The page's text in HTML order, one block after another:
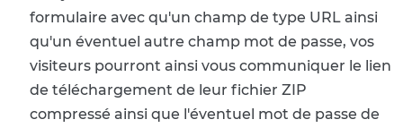
formulaire avec qu'un champ de type URL ainsi
qu'un éventuel autre champ mot de passe, vos
visiteurs pourront ainsi vous communiquer le lien
de téléchargement de leur fichier ZIP
compressé ainsi que l'éventuel mot de passe de